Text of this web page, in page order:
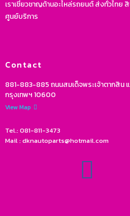
เราเชี่ยวชาญด้านอะไหล่รถยนต์ ส่งทั่วไทย
ศูนย์บริการ
Contact
881-883-885 ถนนสมเด็จพระเจ้าตากสิน
กรุงเทพฯ 10600
View Map
Tel.: 081-811-3473
Mail : dknautoparts@hotmail.com